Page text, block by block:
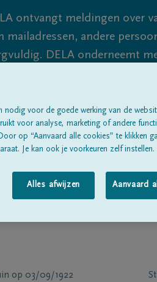
ontvangt meldingen over
andere
DELA onderneemt
dus blijf waakzaam.
Alle rouwberichten Over ons
op 03/09/1922
voor de goede werking van de
voor analyse, marketing of andere
op “Aanvaard alle cookies” te klikken
Je kan ook je voorkeuren zelf instellen.
Alles afwijzen Aanvaard